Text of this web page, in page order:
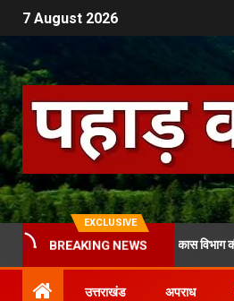
7 August 2026
EXCLUSIVE
BREAKING NEWS
ने की महिला एवं बाल विकास विभाग की समीक्षा
उत्तराखंड अपराध